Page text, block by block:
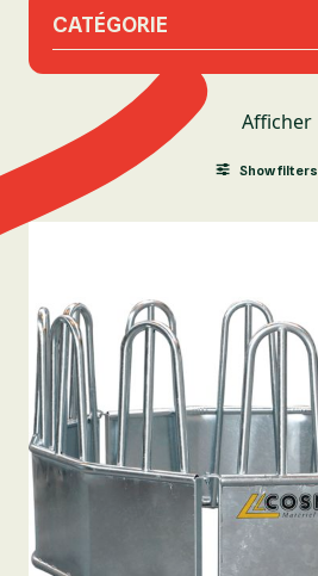
CATÉGORIE
Afficher
Show filters